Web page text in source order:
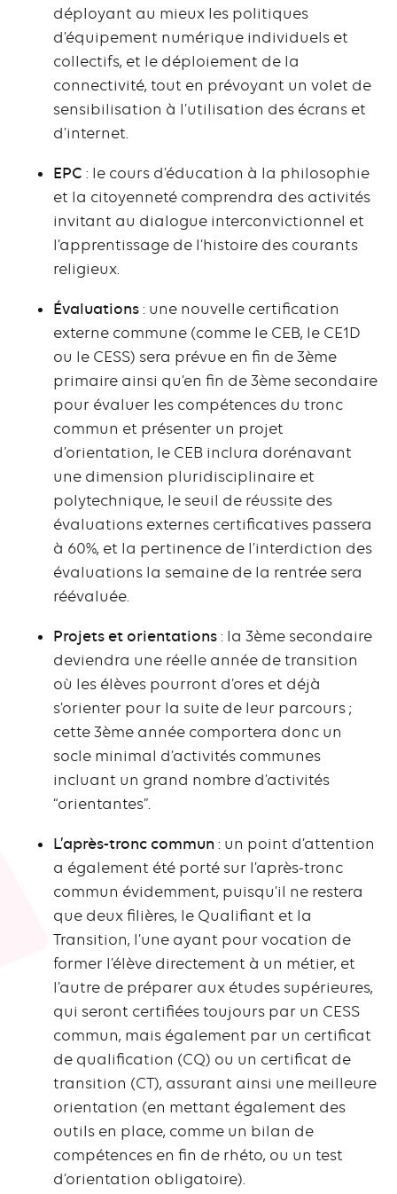
déployant au mieux les politiques
d’équipement numérique individuels et
collectifs, et le déploiement de la
connectivité, tout en prévoyant un volet de
sensibilisation à l’utilisation des écrans et
d’internet.
EPC : le cours d’éducation à la philosophie
et la citoyenneté comprendra des activités
invitant au dialogue interconvictionnel et
l’apprentissage de l’histoire des courants
religieux.
Évaluations : une nouvelle certification
externe commune (comme le CEB, le CE1D
ou le CESS) sera prévue en fin de 3ème
primaire ainsi qu’en fin de 3ème secondaire
pour évaluer les compétences du tronc
commun et présenter un projet
d’orientation, le CEB inclura dorénavant
une dimension pluridisciplinaire et
polytechnique, le seuil de réussite des
évaluations externes certificatives passera
à 60%, et la pertinence de l’interdiction des
évaluations la semaine de la rentrée sera
réévaluée.
Projets et orientations : la 3ème secondaire
deviendra une réelle année de transition
où les élèves pourront d’ores et déjà
s’orienter pour la suite de leur parcours ;
cette 3ème année comportera donc un
socle minimal d’activités communes
incluant un grand nombre d’activités
“orientantes”.
L’après-tronc commun : un point d’attention
a également été porté sur l’après-tronc
commun évidemment, puisqu’il ne restera
que deux filières, le Qualifiant et la
Transition, l’une ayant pour vocation de
former l’élève directement à un métier, et
l’autre de préparer aux études supérieures,
qui seront certifiées toujours par un CESS
commun, mais également par un certificat
de qualification (CQ) ou un certificat de
transition (CT), assurant ainsi une meilleure
orientation (en mettant également des
outils en place, comme un bilan de
compétences en fin de rhéto, ou un test
d’orientation obligatoire).